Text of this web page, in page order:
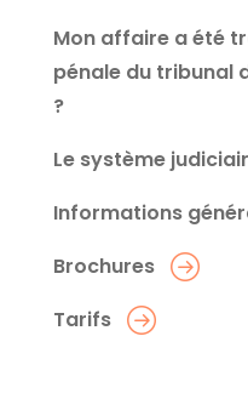
Mon affaire a été
pénale du tribunal
?
Le système
Informations
Brochures
Tarifs